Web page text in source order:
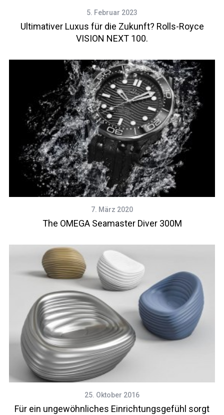
5. Februar 2023
Ultimativer Luxus für die Zukunft? Rolls-Royce
VISION NEXT 100.
7. März 2020
The OMEGA Seamaster Diver 300M
25. Oktober 2016
Für ein ungewöhnliches Einrichtungsgefühl sorgt